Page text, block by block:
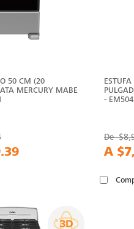
50 CM (20
MERCURY MABE
-
De
A